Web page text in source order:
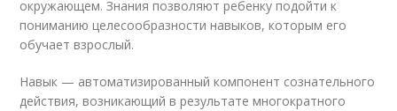
окружающем. Знания позволяют ребенку подойти к
пониманию целесообразности навыков, которым его
обучает взрослый.
Навык — автоматизированный компонент сознательного
действия, возникающий в результате многократного